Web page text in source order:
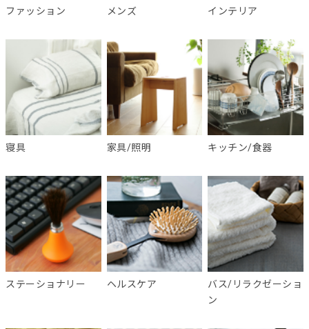
ファッション メンズ インテリア
寝具 家具/照明 キッチン/食器
ステーショナリー ヘルスケア
バス/リラクゼーショ
ン